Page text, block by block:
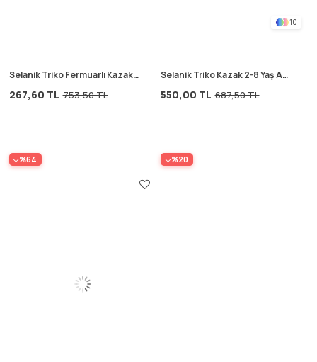
Selanik Triko Fermuarlı Kazak
267,60 TL 753,50 TL
%64
10
Selanik Triko Kazak 2-8 Yaş A
550,00 TL 687,50 TL
%20